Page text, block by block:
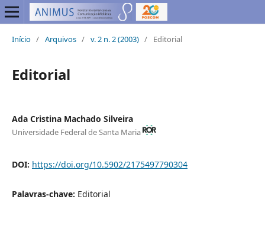
Início / Arquivos / v. 2 n. 2 (2003) / Editorial
Editorial
Ada Cristina Machado Silveira
Universidade Federal de Santa Maria
DOI: https://doi.org/10.5902/2175497790304
Palavras-chave: Editorial